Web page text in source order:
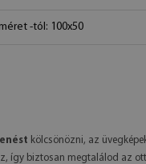
-tól: 100x50
kölcsönözni, az
így biztosan megtalálod az